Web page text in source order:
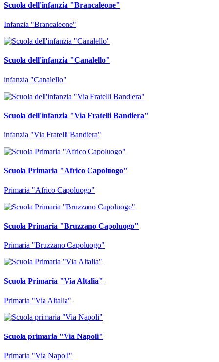
Scuola dell'infanzia "Brancaleone"
Infanzia "Brancaleone"
Scuola dell'infanzia "Canalello"
infanzia "Canalello"
Scuola dell'infanzia "Via Fratelli Bandiera"
infanzia "Via Fratelli Bandiera"
Scuola Primaria "Africo Capoluogo"
Primaria "Africo Capoluogo"
Scuola Primaria "Bruzzano Capoluogo"
Primaria "Bruzzano Capoluogo"
Scuola Primaria "Via Altalia"
Primaria "Via Altalia"
Scuola primaria "Via Napoli"
Primaria "Via Napoli"